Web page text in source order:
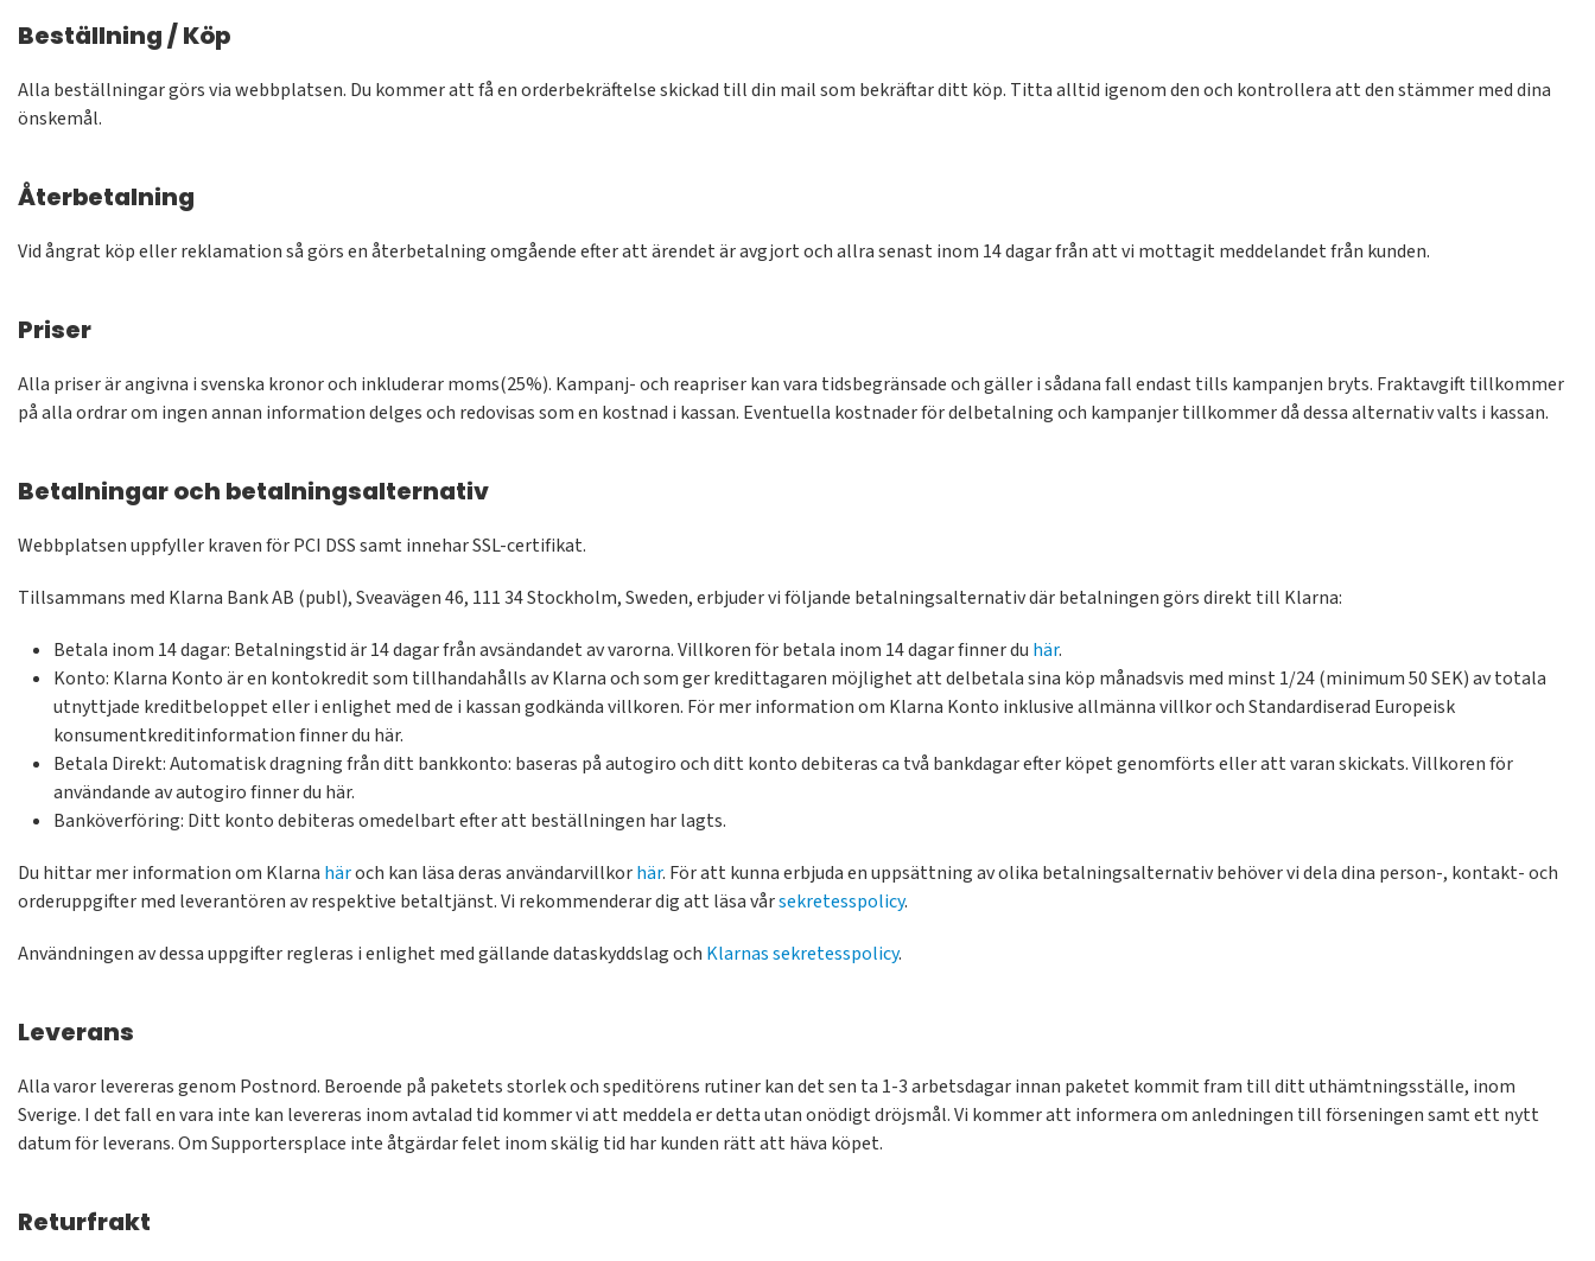
Beställning / Köp
Alla beställningar görs via webbplatsen. Du kommer att få en orderbekräftelse skickad till din mail som bekräftar ditt köp. Titta alltid igenom den och kontrollera att den stämmer med dina
önskemål.
Återbetalning
Vid ångrat köp eller reklamation så görs en återbetalning omgående efter att ärendet är avgjort och allra senast inom 14 dagar från att vi mottagit meddelandet från kunden.
Priser
Alla priser är angivna i svenska kronor och inkluderar moms(25%). Kampanj- och reapriser kan vara tidsbegränsade och gäller i sådana fall endast tills kampanjen bryts. Fraktavgift tillkommer
på alla ordrar om ingen annan information delges och redovisas som en kostnad i kassan. Eventuella kostnader för delbetalning och kampanjer tillkommer då dessa alternativ valts i kassan.
Betalningar och betalningsalternativ
Webbplatsen uppfyller kraven för PCI DSS samt innehar SSL-certifikat.
Tillsammans med Klarna Bank AB (publ), Sveavägen 46, 111 34 Stockholm, Sweden, erbjuder vi följande betalningsalternativ där betalningen görs direkt till Klarna:
Betala inom 14 dagar: Betalningstid är 14 dagar från avsändandet av varorna. Villkoren för betala inom 14 dagar finner du här.
Konto: Klarna Konto är en kontokredit som tillhandahålls av Klarna och som ger kredittagaren möjlighet att delbetala sina köp månadsvis med minst 1/24 (minimum 50 SEK) av totala
utnyttjade kreditbeloppet eller i enlighet med de i kassan godkända villkoren. För mer information om Klarna Konto inklusive allmänna villkor och Standardiserad Europeisk
konsumentkreditinformation finner du här.
Betala Direkt: Automatisk dragning från ditt bankkonto: baseras på autogiro och ditt konto debiteras ca två bankdagar efter köpet genomförts eller att varan skickats. Villkoren för
användande av autogiro finner du här.
Banköverföring: Ditt konto debiteras omedelbart efter att beställningen har lagts.
Du hittar mer information om Klarna häroch kan läsa deras användarvillkorhär. För att kunna erbjuda en uppsättning av olika betalningsalternativ behöver vi dela dina person-, kontakt- och
orderuppgifter med leverantören av respektive betaltjänst. Vi rekommenderar dig att läsa vårsekretesspolicy.
Användningen av dessa uppgifter regleras i enlighet med gällande dataskyddslag och Klarnas sekretesspolicy.
Leverans
Alla varor levereras genom Postnord. Beroende på paketets storlek och speditörens rutiner kan det sen ta 1-3 arbetsdagar innan paketet kommit fram till ditt uthämtningsställe, inom
Sverige. I det fall en vara inte kan levereras inom avtalad tid kommer vi att meddela er detta utan onödigt dröjsmål. Vi kommer att informera om anledningen till förseningen samt ett nytt
datum för leverans. Om Supportersplace inte åtgärdar felet inom skälig tid har kunden rätt att häva köpet.
Returfrakt